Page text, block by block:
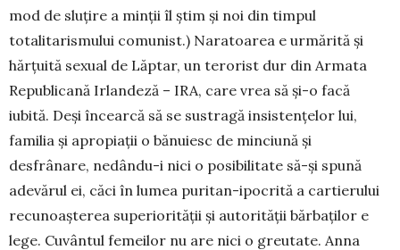
mod de sluțire a minții îl știm și noi din tim­pul
totalitarismului comunist.) Naratoarea e urmărită și
hărțuită sexual de Lăptar, un terorist dur din Armata
Republicană Irlan­deză – IRA, care vrea să și-o facă
iubită. Deși încearcă să se sustragă insistențelor lui,
familia și apropiații o bănuiesc de minciună și
desfrânare, nedându-i nici o posibilitate să-și spună
adevărul ei, căci în lumea puri­tan-ipocrită a cartierului
recunoașterea su­pe­rio­rității și autorității bărbaților e
lege. Cu­vântul femeilor nu are nici o greutate. Anna